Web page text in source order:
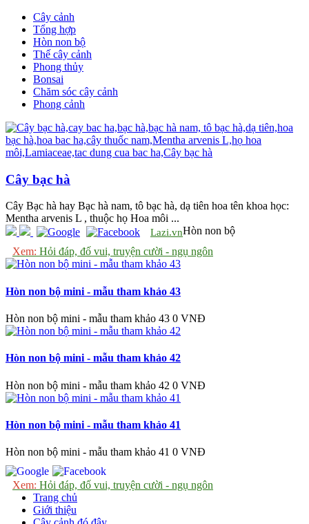
Cây cảnh
Tổng hợp
Hòn non bộ
Thế cây cảnh
Phong thủy
Bonsai
Chăm sóc cây cảnh
Phong cảnh
Cây bạc hà
Cây Bạc hà hay Bạc hà nam, tô bạc hà, dạ tiên hoa tên khoa học:
Mentha arvenis L , thuộc họ Hoa môi ...
Lazi.vn
Xem: Hỏi đáp, đố vui, truyện cười - ngụ ngôn
Hòn non bộ
Hòn non bộ mini - mẫu tham khảo 43
Hòn non bộ mini - mẫu tham khảo 43 0 VNĐ
Hòn non bộ mini - mẫu tham khảo 42
Hòn non bộ mini - mẫu tham khảo 42 0 VNĐ
Hòn non bộ mini - mẫu tham khảo 41
Hòn non bộ mini - mẫu tham khảo 41 0 VNĐ
Xem: Hỏi đáp, đố vui, truyện cười - ngụ ngôn
Trang chủ
Giới thiệu